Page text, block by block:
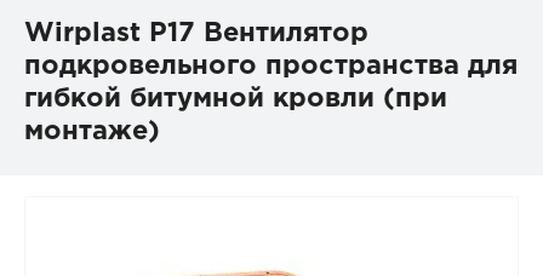
Wirplast P17 Вентилятор
подкровельного пространства для
гибкой битумной кровли (при
монтаже)